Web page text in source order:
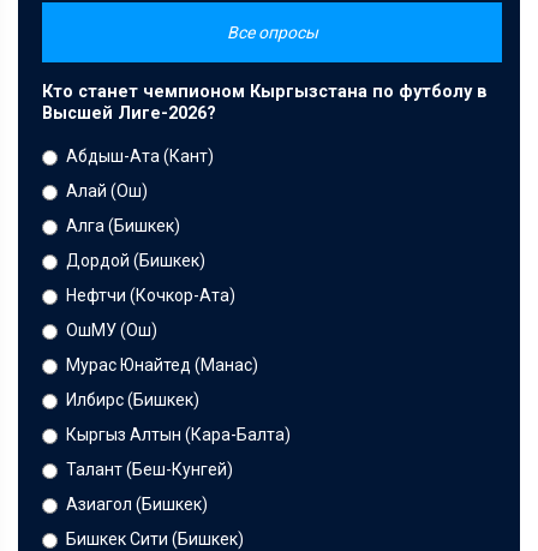
Все опросы
Кто станет чемпионом Кыргызстана по футболу в
Высшей Лиге-2026?
Абдыш-Ата (Кант)
Алай (Ош)
Алга (Бишкек)
Дордой (Бишкек)
Нефтчи (Кочкор-Ата)
ОшМУ (Ош)
Мурас Юнайтед (Манас)
Илбирс (Бишкек)
Кыргыз Алтын (Кара-Балта)
Талант (Беш-Кунгей)
Азиагол (Бишкек)
Бишкек Сити (Бишкек)